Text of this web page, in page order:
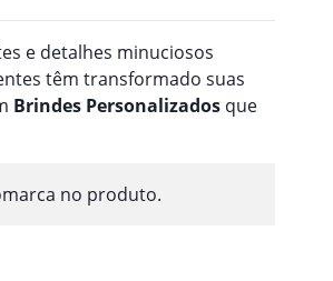
e detalhes minuciosos
têm transformado suas
Brindes Personalizados que
no produto.